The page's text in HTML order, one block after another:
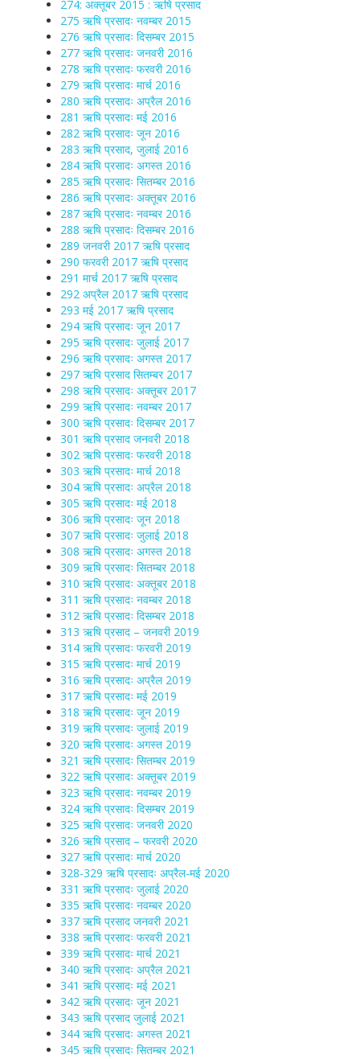
274: अक्तूबर 2015 : ऋषि प्रसाद
275 ऋषि प्रसादः नवम्बर 2015
276 ऋषि प्रसादः दिसम्बर 2015
277 ऋषि प्रसादः जनवरी 2016
278 ऋषि प्रसादः फरवरी 2016
279 ऋषि प्रसादः मार्च 2016
280 ऋषि प्रसादः अप्रैल 2016
281 ऋषि प्रसादः मई 2016
282 ऋषि प्रसादः जून 2016
283 ऋषि प्रसाद, जुलाई 2016
284 ऋषि प्रसादः अगस्त 2016
285 ऋषि प्रसादः सितम्बर 2016
286 ऋषि प्रसादः अक्तूबर 2016
287 ऋषि प्रसादः नवम्बर 2016
288 ऋषि प्रसादः दिसम्बर 2016
289 जनवरी 2017 ऋषि प्रसाद
290 फरवरी 2017 ऋषि प्रसाद
291 मार्च 2017 ऋषि प्रसाद
292 अप्रैल 2017 ऋषि प्रसाद
293 मई 2017 ऋषि प्रसाद
294 ऋषि प्रसादः जून 2017
295 ऋषि प्रसादः जुलाई 2017
296 ऋषि प्रसादः अगस्त 2017
297 ऋषि प्रसाद सितम्बर 2017
298 ऋषि प्रसादः अक्तूबर 2017
299 ऋषि प्रसादः नवम्बर 2017
300 ऋषि प्रसादः दिसम्बर 2017
301 ऋषि प्रसाद जनवरी 2018
302 ऋषि प्रसादः फरवरी 2018
303 ऋषि प्रसादः मार्च 2018
304 ऋषि प्रसादः अप्रैल 2018
305 ऋषि प्रसादः मई 2018
306 ऋषि प्रसादः जून 2018
307 ऋषि प्रसादः जुलाई 2018
308 ऋषि प्रसादः अगस्त 2018
309 ऋषि प्रसादः सितम्बर 2018
310 ऋषि प्रसादः अक्तूबर 2018
311 ऋषि प्रसादः नवम्बर 2018
312 ऋषि प्रसादः दिसम्बर 2018
313 ऋषि प्रसाद – जनवरी 2019
314 ऋषि प्रसादः फरवरी 2019
315 ऋषि प्रसादः मार्च 2019
316 ऋषि प्रसादः अप्रैल 2019
317 ऋषि प्रसादः मई 2019
318 ऋषि प्रसादः जून 2019
319 ऋषि प्रसादः जुलाई 2019
320 ऋषि प्रसादः अगस्त 2019
321 ऋषि प्रसादः सितम्बर 2019
322 ऋषि प्रसादः अक्तूबर 2019
323 ऋषि प्रसादः नवम्बर 2019
324 ऋषि प्रसादः दिसम्बर 2019
325 ऋषि प्रसादः जनवरी 2020
326 ऋषि प्रसाद – फरवरी 2020
327 ऋषि प्रसादः मार्च 2020
328-329 ऋषि प्रसादः अप्रैल-मई 2020
331 ऋषि प्रसादः जुलाई 2020
335 ऋषि प्रसादः नवम्बर 2020
337 ऋषि प्रसाद जनवरी 2021
338 ऋषि प्रसादः फरवरी 2021
339 ऋषि प्रसादः मार्च 2021
340 ऋषि प्रसादः अप्रैल 2021
341 ऋषि प्रसादः मई 2021
342 ऋषि प्रसादः जून 2021
343 ऋषि प्रसाद जुलाई 2021
344 ऋषि प्रसादः अगस्त 2021
345 ऋषि प्रसादः सितम्बर 2021